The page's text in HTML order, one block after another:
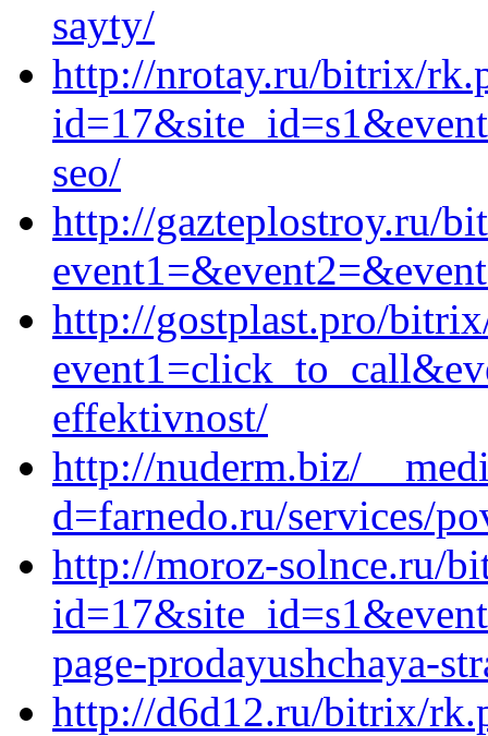
sayty/
http://nrotay.ru/bitrix/
seo/
http://gazteplostroy.ru/
http://gostplast.pro/
effektivnost/
http://nuderm.biz/
d=farnedo.ru/services/
http://moroz-solnce.ru/
page-prodayushchaya-
http://d6d12.ru/bitrix/